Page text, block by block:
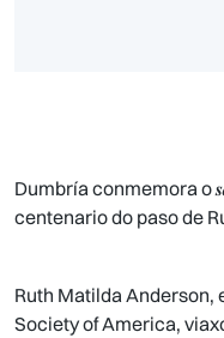
Dumbría conmemora o
centenario do paso de
Ruth Matilda Anderson,
Society of America,